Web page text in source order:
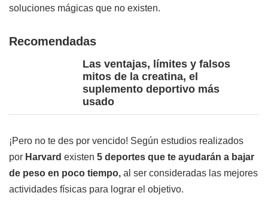
soluciones mágicas que no existen.
Recomendadas
Las ventajas, límites y falsos
mitos de la creatina, el
suplemento deportivo más
usado
¡Pero no te des por vencido! Según estudios realizados
por Harvard existen 5 deportes que te ayudarán a bajar
de peso en poco tiempo, al ser consideradas las mejores
actividades físicas para lograr el objetivo.